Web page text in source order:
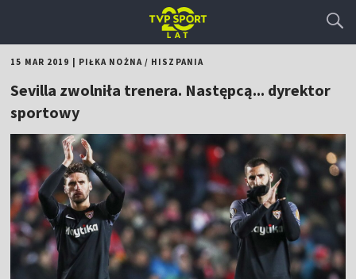
15 MAR 2019 PIŁKA NOŻNA/ HISZPANIA
Sevilla zwolniła trenera. Następcą... dyrektor
sportowy